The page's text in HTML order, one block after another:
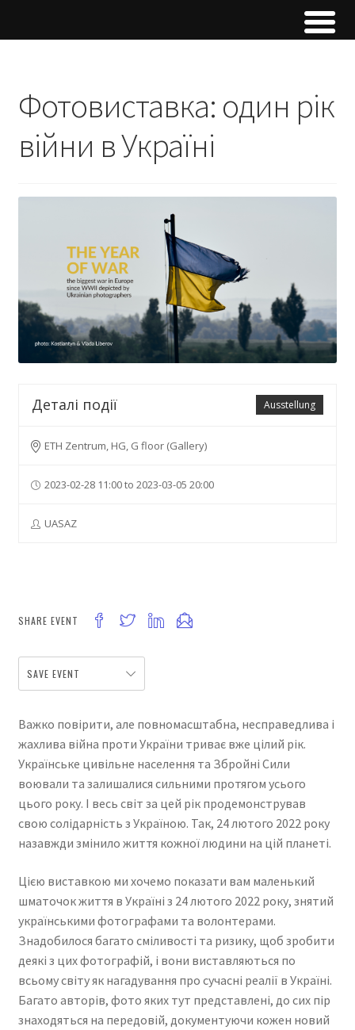
Фотовиставка: один рік
війни в Україні
Ausstellung
Деталі події
ETH Zentrum, HG, G floor (Gallery)
2023-02-28 11:00 to 2023-03-05 20:00
UASAZ
SHARE EVENT
SAVE EVENT
Важко повірити, але повномасштабна, несправедлива і
жахлива війна проти України триває вже цілий рік.
Українське цивільне населення та Збройні Сили
воювали та залишалися сильними протягом усього
цього року. І весь світ за цей рік продемонстрував
свою солідарність з Україною. Так, 24 лютого 2022 року
назавжди змінило життя кожної людини на цій планеті.
Цією виставкою ми хочемо показати вам маленький
шматочок життя в Україні з 24 лютого 2022 року, знятий
українськими фотографами та волонтерами.
Знадобилося багато сміливості та ризику, щоб зробити
деякі з цих фотографій, і вони виставляються по
всьому світу як нагадування про сучасні реалії в Україні.
Багато авторів, фото яких тут представлені, до сих пір
знаходяться на передовій, документуючи кожен новий